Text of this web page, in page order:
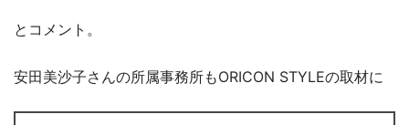
とコメント。
安田美沙子さんの所属事務所もORICON STYLEの取材に